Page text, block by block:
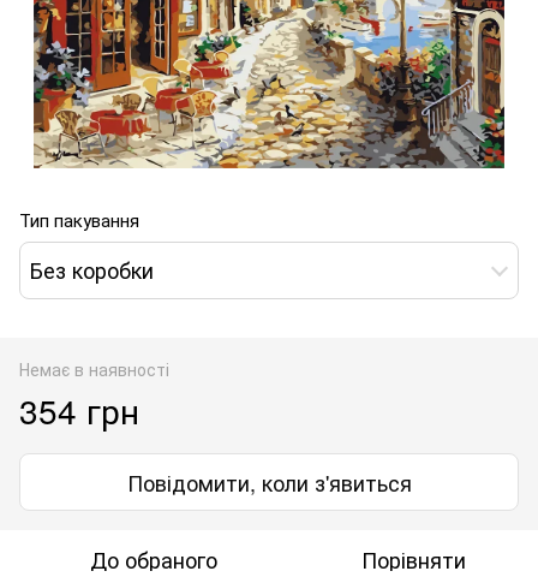
Тип пакування
Без коробки
Немає в наявності
354 грн
Повідомити, коли з'явиться
До обраного Порівняти